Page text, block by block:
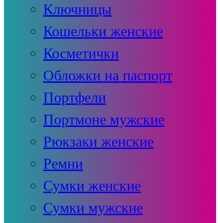
Ключницы
Кошельки женские
Косметички
Обложки на паспорт
Портфели
Портмоне мужские
Рюкзаки женские
Ремни
Сумки женские
Сумки мужские